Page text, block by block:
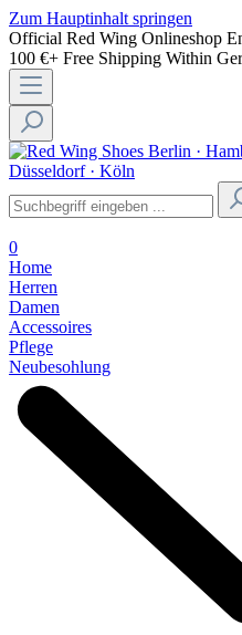
Zum Hauptinhalt springen
Official Red Wing Onlineshop
100 €+ Free Shipping Within
Berlin ·
Düsseldorf · Köln
0
Home
Herren
Damen
Accessoires
Pflege
Neubesohlung